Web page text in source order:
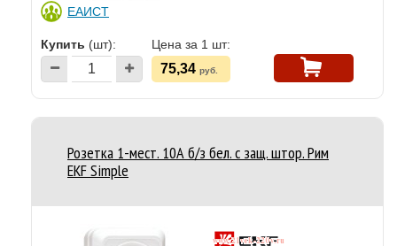
ЕАИСТ
Купить (шт): Цена за 1 шт:
75,34 руб.
Розетка 1-мест. 10А б/з бел. с защ. штор. Рим
EKF Simple